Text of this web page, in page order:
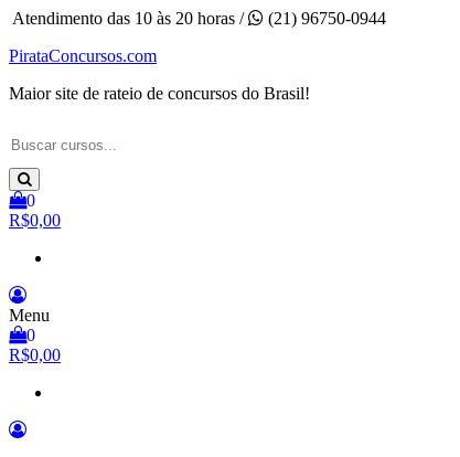
Pular
o
Atendimento das 10 às 20 horas /
(21) 96750-0944
PirataConcursos.com
Maior site de rateio de concursos do Brasil!
0
R$0,00
Menu
0
R$0,00